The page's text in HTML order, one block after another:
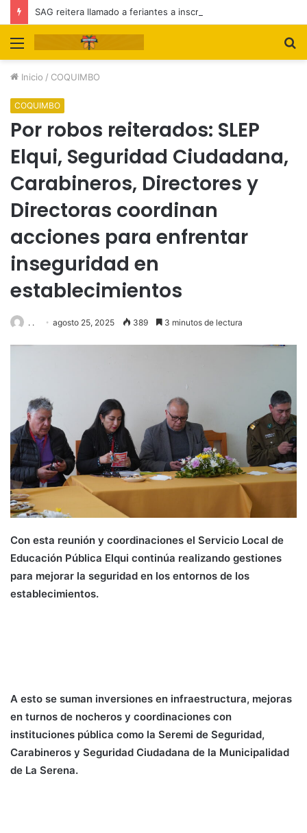
Menú
Inicio / COQUIMBO
COQUIMBO
Por robos reiterados: SLEP
Elqui, Seguridad Ciudadana,
Carabineros, Directores y
Directoras coordinan
acciones para enfrentar
inseguridad en
establecimientos
. . agosto 25, 2025 389 3 minutos de lectura
Con esta reunión y coordinaciones el Servicio Local de
Educación Pública Elqui continúa realizando gestiones
para mejorar la seguridad en los entornos de los
establecimientos.
A esto se suman inversiones en infraestructura, mejoras
en turnos de nocheros y coordinaciones con
instituciones pública como la Seremi de Seguridad,
Carabineros y Seguridad Ciudadana de la Municipalidad
de La Serena.